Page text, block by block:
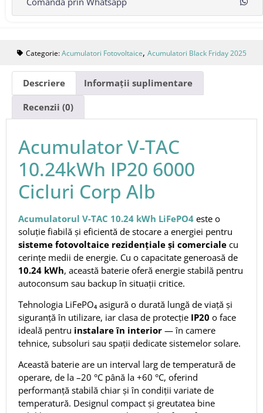
Categorie:Acumulatori Fotovoltaice, Acumulatori Black Friday 2025
Descriere Informații suplimentare
Recenzii (0)
Acumulator V-TAC
10.24kWh IP20 6000
Cicluri Corp Alb
Acumulatorul V-TAC 10.24 kWh LiFePO4 este o
soluție fiabilă și eficientă de stocare a energiei pentru
sisteme fotovoltaice rezidențiale și comerciale cu
cerințe medii de energie. Cu o capacitate generoasă de
10.24 kWh, această baterie oferă energie stabilă pentru
autoconsum sau backup în situații critice.
Tehnologia LiFePO₄ asigură o durată lungă de viață și
siguranță în utilizare, iar clasa de protecție IP20 o face
ideală pentru instalare în interior — în camere
tehnice, subsoluri sau spații dedicate sistemelor solare.
Această baterie are un interval larg de temperatură de
operare, de la –20 °C până la +60 °C, oferind
performanță stabilă chiar și în condiții variate de
temperatură. Designul compact și greutatea bine